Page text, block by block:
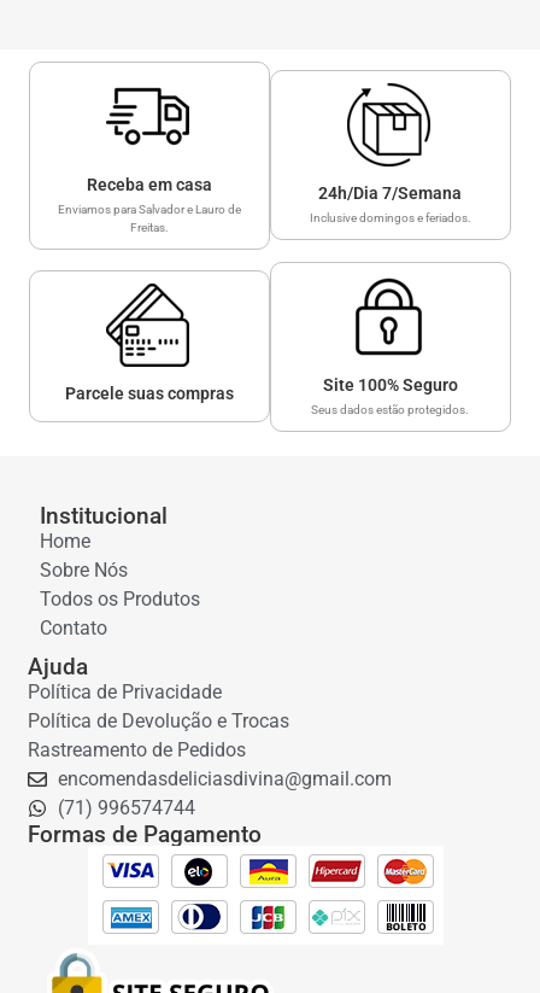
Receba em casa
Enviamos para Salvador e Lauro de
Freitas.
24h/Dia 7/Semana
Inclusive domingos e feriados.
Parcele suas compras Site 100% Seguro
Seus dados estão protegidos.
Institucional
Home
Sobre Nós
Todos os Produtos
Contato
Ajuda
Política de Privacidade
Política de Devolução e Trocas
Rastreamento de Pedidos
encomendasdeliciasdivina@gmail.com
(71) 996574744
Formas de Pagamento